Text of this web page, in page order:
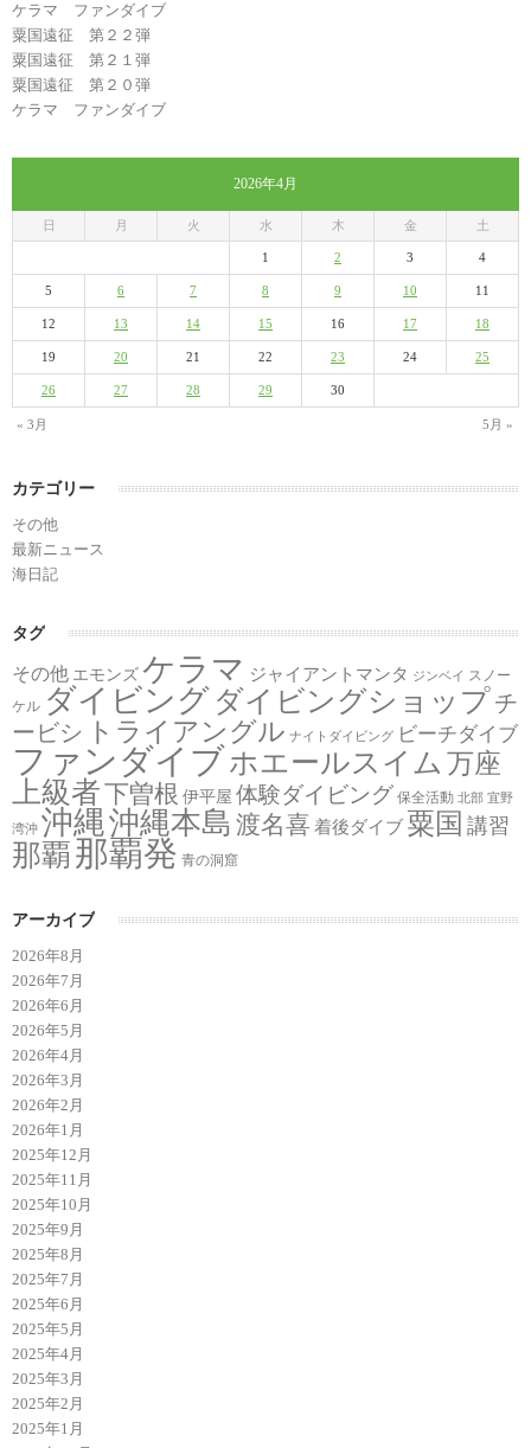
ケラマ ファンダイブ
粟国遠征 第２２弾
粟国遠征 第２１弾
粟国遠征 第２０弾
ケラマ ファンダイブ
2026年4月
日 月 火 水 木 金 土
« 3月 5月 »
1 2 3 4
5 6 7 8 9 10 11
12 13 14 15 16 17 18
19 20 21 22 23 24 25
26 27 28 29 30
カテゴリー
その他
最新ニュース
海日記
タグ
その他 エモンズ ケラマ ジャイアントマンタ ジンベイ スノー
ケル ダイビング ダイビングショップチ
ービシ トライアングル ナイトダイビング ビーチダイブ
ファンダイブホエールスイム 万座
上級者下曽根 伊平屋 体験ダイビング 保全活動 北部 宜野
湾沖 沖縄沖縄本島 渡名喜 着後ダイブ 粟国 講習
那覇 那覇発 青の洞窟
アーカイブ
2026年8月
2026年7月
2026年6月
2026年5月
2026年4月
2026年3月
2026年2月
2026年1月
2025年12月
2025年11月
2025年10月
2025年9月
2025年8月
2025年7月
2025年6月
2025年5月
2025年4月
2025年3月
2025年2月
2025年1月